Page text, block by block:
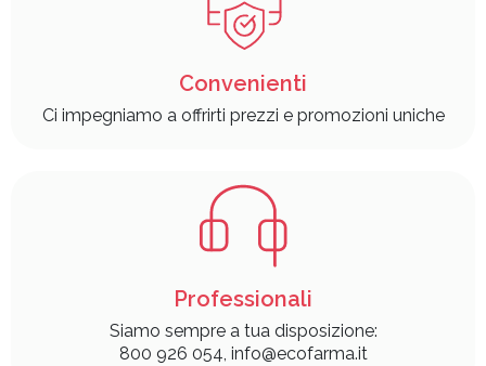
Convenienti
Ci impegniamo a offrirti prezzi e promozioni uniche
Professionali
Siamo sempre a tua disposizione:
800 926 054, info@ecofarma.it